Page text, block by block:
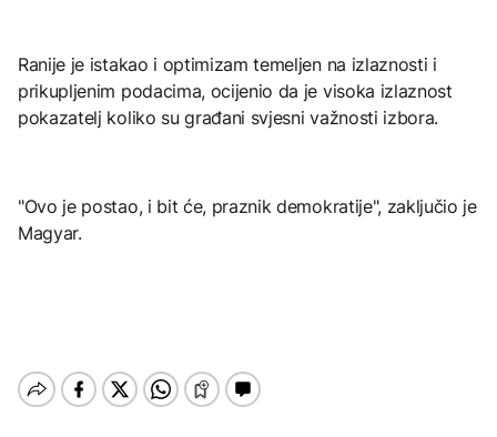
Ranije je istakao i optimizam temeljen na izlaznosti i
prikupljenim podacima, ocijenio da je visoka izlaznost
pokazatelj koliko su građani svjesni važnosti izbora.
"Ovo je postao, i bit će, praznik demokratije", zaključio je
Magyar.